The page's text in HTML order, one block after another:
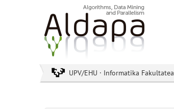
UPV/EHU · Informatika Fakultatea